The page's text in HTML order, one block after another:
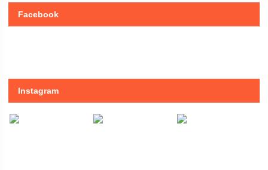
Facebook
Instagram